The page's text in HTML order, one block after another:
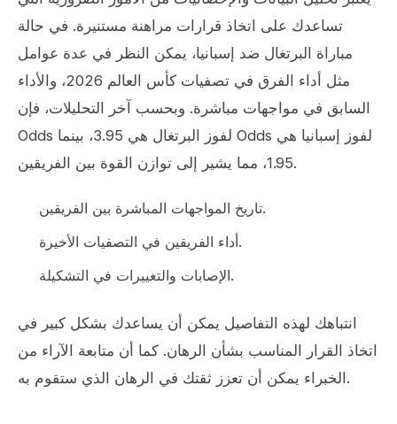
تساعدك على اتخاذ قرارات مراهنة مستنيرة. في حالة
مباراة البرتغال ضد إسبانيا، يمكن النظر في عدة عوامل
مثل أداء الفرق في تصفيات كأس العالم 2026، والأداء
السابق في مواجهات مباشرة. وبحسب آخر التحليلات، فإن
Odds لفوز البرتغال هي 3.95، بينما Odds لفوز إسبانيا هي
1.95، مما يشير إلى توازن القوة بين الفريقين.
تاريخ المواجهات المباشرة بين الفريقين.
أداء الفريقين في التصفيات الأخيرة.
الإصابات والتغييرات في التشكيلة.
انتباهك لهذه التفاصيل يمكن أن يساعدك بشكل كبير في
اتخاذ القرار المناسب بشأن الرهان. كما أن متابعة الآراء من
الخبراء يمكن أن تعزز ثقتك في الرهان الذي ستقوم به.